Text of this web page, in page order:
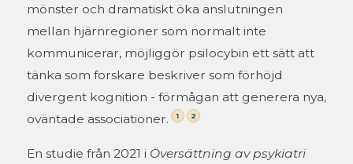
mönster och dramatiskt öka anslutningen
mellan hjärnregioner som normalt inte
kommunicerar, möjliggör psilocybin ett sätt att
tänka som forskare beskriver som förhöjd
divergent kognition - förmågan att generera nya,
oväntade associationer.
1 2
En studie från 2021 i Översättning av psykiatri